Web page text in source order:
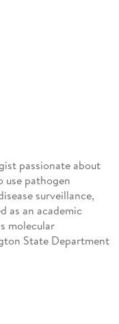
passionate about
pathogen
surveillance,
as an academic
molecular
State Department
Most of Gytis'